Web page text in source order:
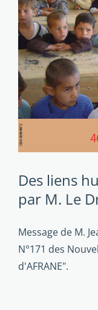
Des liens
par M. Le
Message de M.
N°171 des
d'AFRANE".